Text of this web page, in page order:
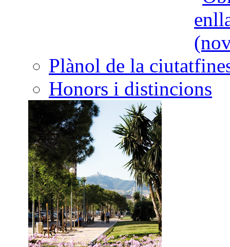
Plànol de la ciutat
Honors i distincions